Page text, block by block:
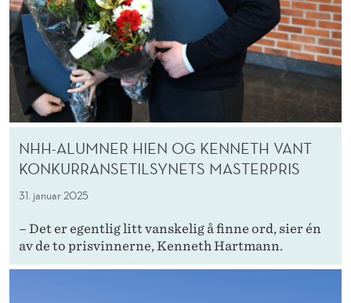
NHH-ALUMNER HIEN OG KENNETH VANT
KONKURRANSETILSYNETS MASTERPRIS
31. januar 2025
– Det er egentlig litt vanskelig å finne ord, sier én
av de to prisvinnerne, Kenneth Hartmann.